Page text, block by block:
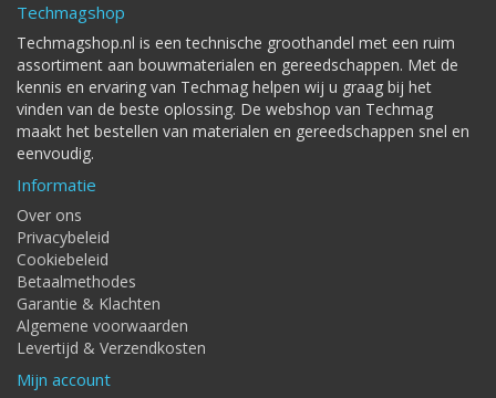
Techmagshop
Techmagshop.nl is een technische groothandel met een ruim
assortiment aan bouwmaterialen en gereedschappen. Met de
kennis en ervaring van Techmag helpen wij u graag bij het
vinden van de beste oplossing. De webshop van Techmag
maakt het bestellen van materialen en gereedschappen snel en
eenvoudig.
Informatie
Over ons
Privacybeleid
Cookiebeleid
Betaalmethodes
Garantie & Klachten
Algemene voorwaarden
Levertijd & Verzendkosten
Mijn account